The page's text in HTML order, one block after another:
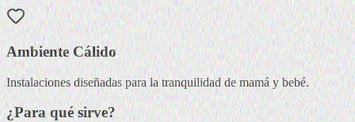
Ambiente Cálido
Instalaciones diseñadas para la tranquilidad de mamá y bebé.
¿Para qué sirve?